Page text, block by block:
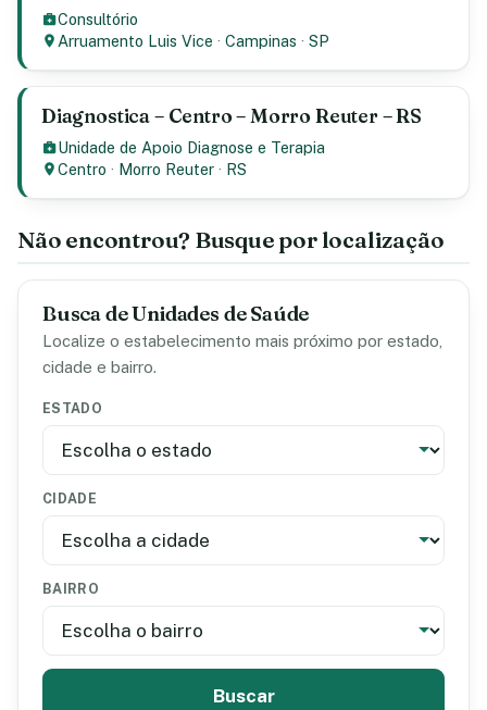
Consultório
Arruamento Luis Vice ·Campinas ·SP
Diagnostica – Centro – Morro Reuter – RS
Unidade de Apoio Diagnose e Terapia
Centro · Morro Reuter · RS
Não encontrou? Busque por localização
Busca de Unidades de Saúde
Localize o estabelecimento mais próximo por estado,
cidade e bairro.
ESTADO
CIDADE
BAIRRO
Buscar